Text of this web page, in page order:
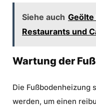
Siehe auch
Restaurants und
Wartung der
Die Fußbodenheizung
werden, um einen